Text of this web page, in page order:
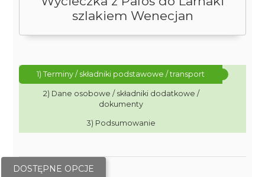
szlakiem Wenecjan
1) Terminy / składniki podstawowe / transport
2) Dane osobowe / składniki dodatkowe /
dokumenty
3) Podsumowanie
DOSTĘPNE OPCJE